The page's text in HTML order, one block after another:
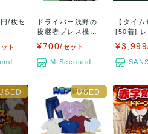
/枚セ
ト
ドライバー浅野の
後継者プレス機の
セ...
¥700/セット
M.Secound
【タイ
[50着]